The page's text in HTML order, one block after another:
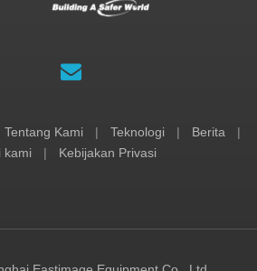
Tentang Kami | Teknologi | Berita
|
kami
| Kebijakan Privasi